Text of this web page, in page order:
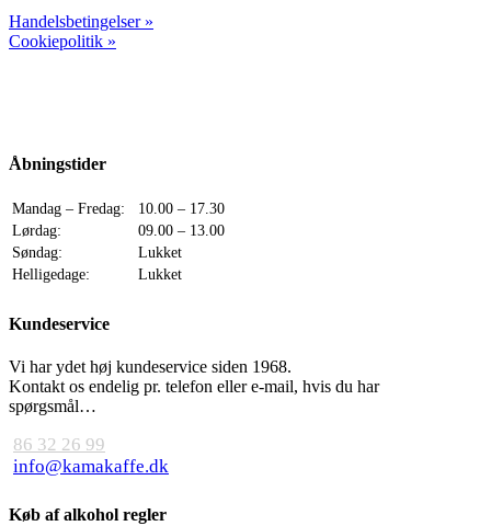
Handelsbetingelser »
Cookiepolitik »
Åbningstider
Mandag – Fredag:
10.00 – 17.30
Lørdag:
09.00 – 13.00
Søndag:
Lukket
Helligedage:
Lukket
Kundeservice
Vi har ydet høj kundeservice siden 1968.
Kontakt os endelig pr. telefon eller e-mail, hvis du har
spørgsmål…
86 32 26 99
info@kamakaffe.dk
Køb af alkohol regler